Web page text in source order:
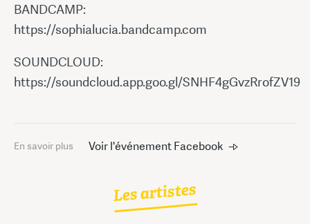
BANDCAMP:
https://sophialucia.bandcamp.com
SOUNDCLOUD:
https://soundcloud.app.goo.gl/SNHF4gGvzRrofZV19
En savoir plus Voir l'événement Facebook
Les artistes